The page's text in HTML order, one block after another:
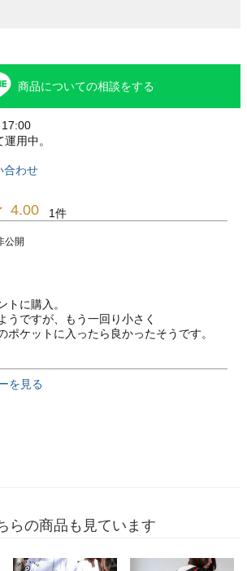
商品についての相談をする
用中。
合わせ
4.00 1
公開
トに購入。
うですが、もう一回り小さく
ポケットに入ったら良かったそうです。
を見る
らの商品も見ています